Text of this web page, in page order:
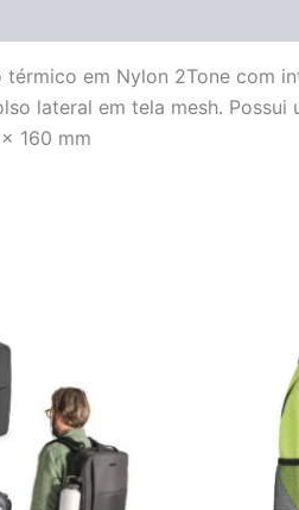
em Nylon 2Tone com
lateral em tela mesh.
160 mm